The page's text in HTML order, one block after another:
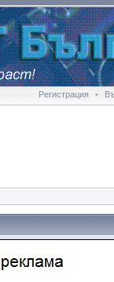
Регистрация •